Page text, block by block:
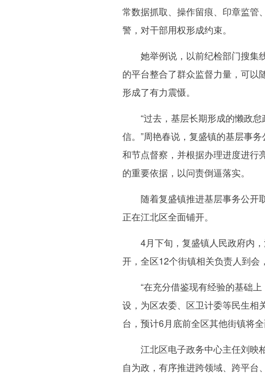
常数据抓取、操作留痕、印章监管
警，对干部用权形成约束。
她举例说，以前纪检部门搜集
的平台整合了群众监督力量，可以
形成了有力震慑。
“过去，基层长期形成的懒政怠
信。”周艳春说，复盛镇的基层事
和节点督察，并根据办理进度进行
的重要依据，以问责倒逼落实。
随着复盛镇推进基层事务公开
正在江北区全面铺开。
4月下旬，复盛镇人民政府内，
开，全区12个街镇相关负责人到会
“在充分借鉴现有经验的基础上
设，为区农委、区卫计委等民生相
台，预计6月底前全区其他街镇将
江北区电子政务中心主任刘映
自为政，有序推进跨领域、跨平